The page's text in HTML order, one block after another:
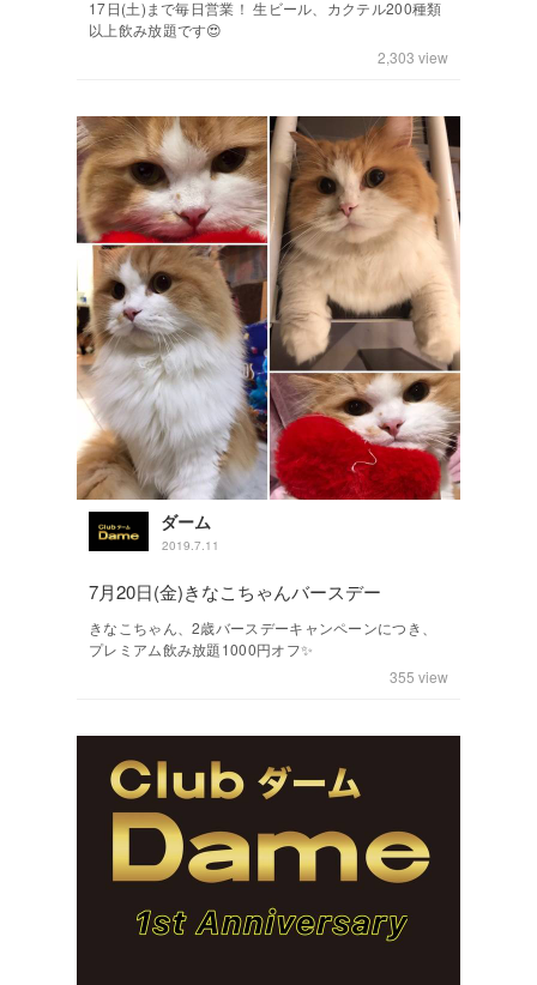
17日(土)まで毎日営業！ 生ビール、カクテル200種類
以上飲み放題です😍
2,303 view
ダーム
2019.7.11
7月20日(金)きなこちゃんバースデー
きなこちゃん、2歳バースデーキャンペーンにつき、
プレミアム飲み放題1000円オフ✨
355 view